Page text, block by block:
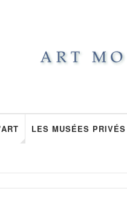
LES MUSÉES PRIVÉS